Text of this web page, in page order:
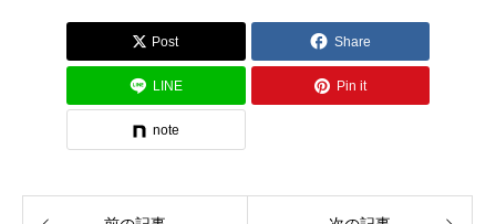
Post Share
LINE Pin it
note